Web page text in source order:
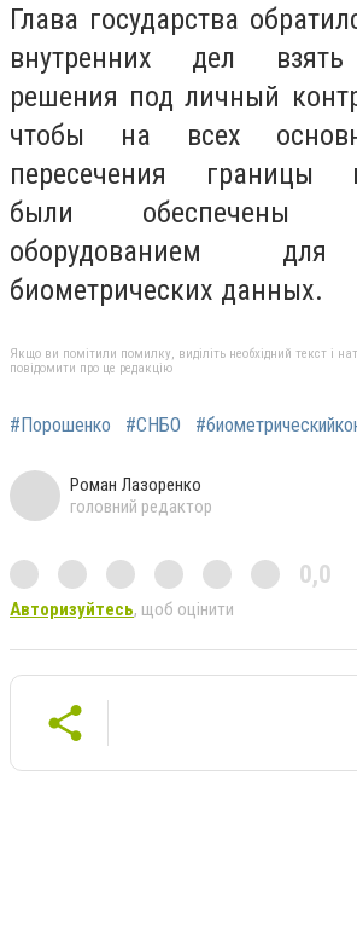
Глава государства
внутренних дел взять
решения под личный
чтобы на всех
пересечения границы
были обеспечены
оборудованием
биометрических данных.
Якщо ви помітили помилку, виділіть необхідний текст і
повідомити про це редакцію
#Порошенко #СНБО
Роман Лазоренко
головний редактор
0,0
Авторизуйтесь, щоб оцінити